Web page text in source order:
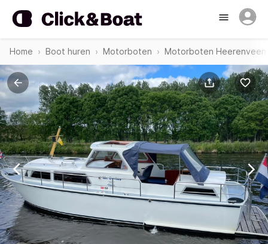
Home Boot huren Motorboten Motorboten Heerenveen